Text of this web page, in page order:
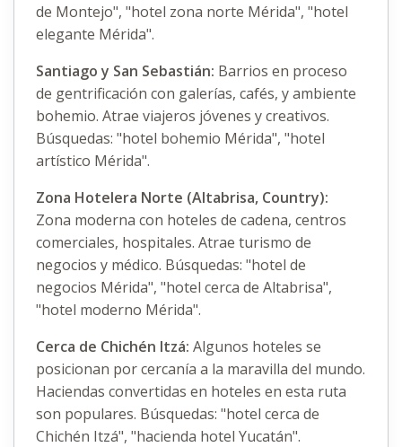
de Montejo", "hotel zona norte Mérida", "hotel
elegante Mérida".
Santiago y San Sebastián: Barrios en proceso
de gentrificación con galerías, cafés, y ambiente
bohemio. Atrae viajeros jóvenes y creativos.
Búsquedas: "hotel bohemio Mérida", "hotel
artístico Mérida".
Zona Hotelera Norte (Altabrisa, Country):
Zona moderna con hoteles de cadena, centros
comerciales, hospitales. Atrae turismo de
negocios y médico. Búsquedas: "hotel de
negocios Mérida", "hotel cerca de Altabrisa",
"hotel moderno Mérida".
Cerca de Chichén Itzá: Algunos hoteles se
posicionan por cercanía a la maravilla del mundo.
Haciendas convertidas en hoteles en esta ruta
son populares. Búsquedas: "hotel cerca de
Chichén Itzá", "hacienda hotel Yucatán".